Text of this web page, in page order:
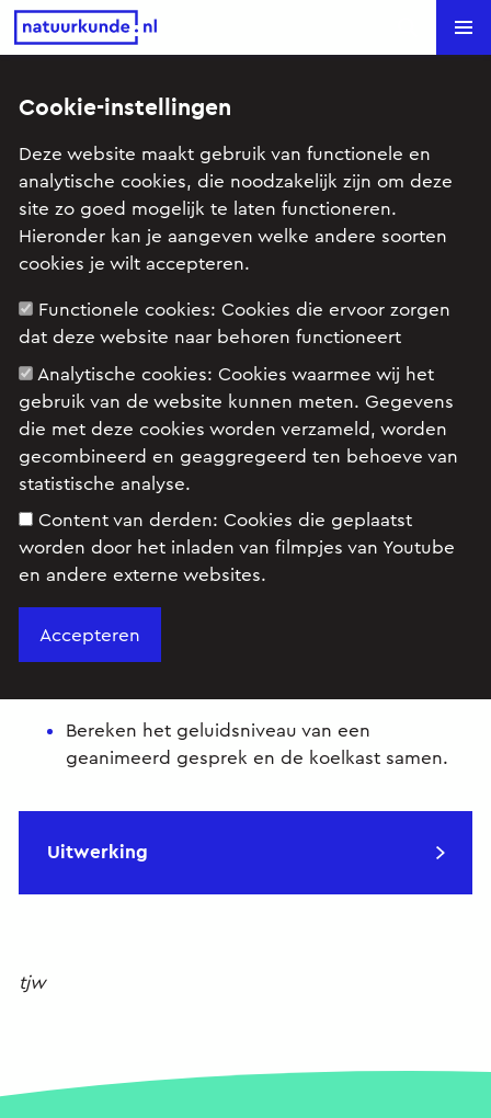
Natuurkunde.nl Search
Koelkast
Onderwerp: Geluid
Opgave
VolgensBINAS tabel 85A
gesprek een geluidsniveau van 60 dB en een
koelkast 40 dB.
Bereken het geluidsniveau van een
geanimeerd gesprek en de koelkast samen.
Uitwerking
tjw
Cookie-instellingen
Deze website maakt gebruik van functionele en
analytische cookies, die noodzakelijk zijn om deze
site zo goed mogelijk te laten functioneren.
Hieronder kan je aangeven welke andere soorten
cookies je wilt accepteren.
Functionele cookies: Cookies die ervoor zorgen
dat deze website naar behoren functioneert
Analytische cookies: Cookies waarmee wij het
gebruik van de website kunnen meten. Gegevens
die met deze cookies worden verzameld, worden
gecombineerd en geaggregeerd ten behoeve van
statistische analyse.
Content van derden: Cookies die geplaatst
worden door het inladen van filmpjes van Youtube
en andere externe websites.